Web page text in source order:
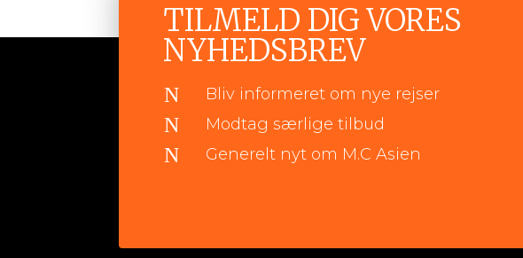
TILMELD DIG VORES
NYHEDSBREV
N Bliv informeret om nye rejser
N Modtag særlige tilbud
N Generelt nyt om M.C Asien